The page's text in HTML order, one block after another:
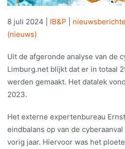
8 juli 2024 IB&P
(nieuws)
Uit de afgeronde analyse van de
Limburg.net blijkt dat er in totaal
werden gemaakt. Het datalek
2023.
Het externe expertenbureau
eindbalans op van de
vorig jaar. Hiervoor was het